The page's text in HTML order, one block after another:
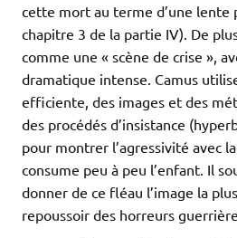
cette mort au terme d’une lente
chapitre 3 de la partie IV). De
comme une « scène de crise »,
dramatique intense. Camus
efficiente, des images et des
des procédés d’insistance
pour montrer l’agressivité avec
consume peu à peu l’enfant. Il
donner de ce fléau l’image la
repoussoir des horreurs